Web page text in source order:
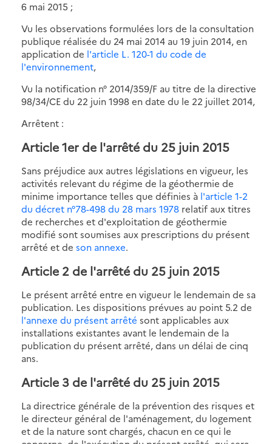
6 mai 2015 ;
Vu les observations formulées lors de la consultation
publique réalisée du 24 mai 2014 au 19 juin 2014, en
application de l'article L. 120-1 du code de
l'environnement,
Vu la notification n° 2014/359/F au titre de la directive
98/34/CE du 22 juin 1998 en date du le 22 juillet 2014,
Arrêtent :
Article 1er de l'arrêté du 25 juin 2015
Sans préjudice aux autres législations en vigueur, les
activités relevant du régime de la géothermie de
minime importance telles que définies à l'article 1-2
du décret n°78-498 du 28 mars 1978 relatif aux titres
de recherches et d'exploitation de géothermie
modifié sont soumises aux prescriptions du présent
arrêté et de son annexe.
Article 2 de l'arrêté du 25 juin 2015
Le présent arrêté entre en vigueur le lendemain de sa
publication. Les dispositions prévues au point 5.2 de
l'annexe du présent arrêté sont applicables aux
installations existantes avant le lendemain de la
publication du présent arrêté, dans un délai de cinq
ans.
Article 3 de l'arrêté du 25 juin 2015
La directrice générale de la prévention des risques et
le directeur général de l'aménagement, du logement
et de la nature sont chargés, chacun en ce qui le